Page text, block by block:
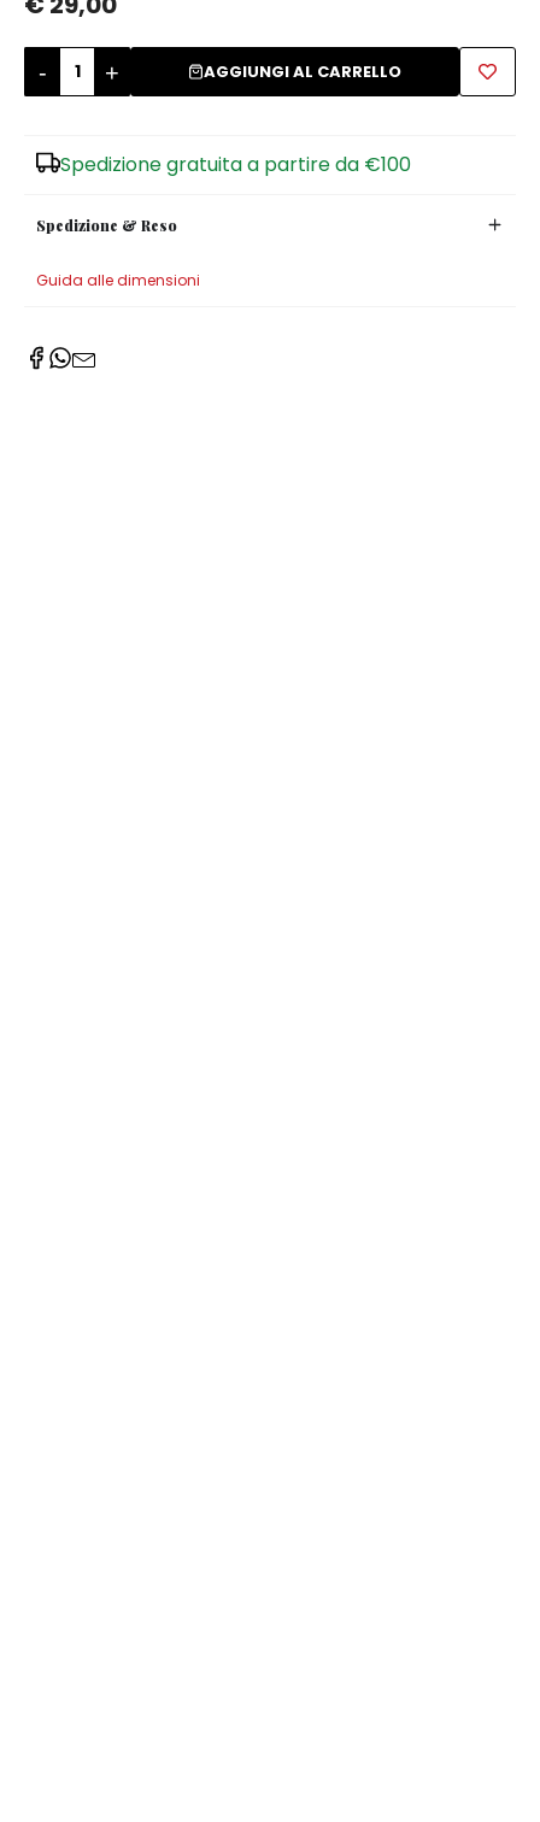
- + AGGIUNGI AL CARRELLO
Spedizione gratuita a partire da €100
Spedizione & Reso
Guida alle dimensioni
Zuccheriere